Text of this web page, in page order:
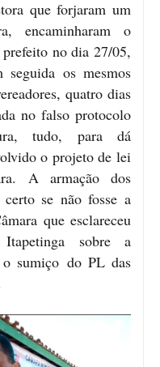
que forjaram um
encaminharam o
no dia 27/05,
os mesmos
quatro dias
no falso protocolo
tudo, para dá
o projeto de lei
A armação dos
se não fosse a
que esclareceu
sobre a
o sumiço do PL das